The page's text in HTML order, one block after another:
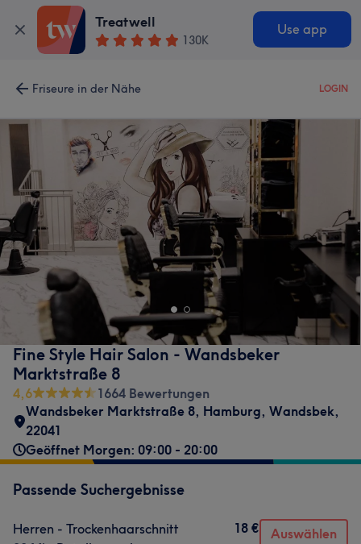
Treatwell
130K
Use app
Friseure in der Nähe LOGIN
Fine Style Hair Salon - Wandsbeker
Marktstraße 8
4,6
1664 Bewertungen
Wandsbeker Marktstraße 8, Hamburg, Wandsbek,
22041
Geöffnet Morgen: 09:00 - 20:00
Passende Suchergebnisse
Herren - Trockenhaarschnitt
18 € Auswählen